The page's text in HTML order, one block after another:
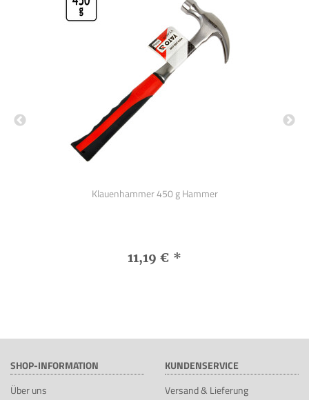
Klauenhammer 450 g Hammer
11,19 € *
SHOP-INFORMATION
Über uns
KUNDENSERVICE
Versand & Lieferung